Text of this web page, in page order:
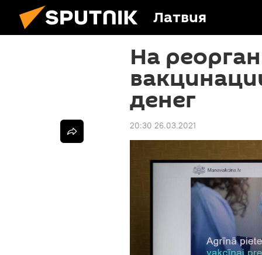
Латвия
На
денег
20:30 26.03.2021